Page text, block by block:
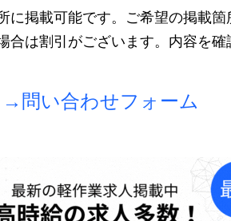
掲載可能です。ご希望の掲載
合は割引がございます。内容を
→問い合わせフォーム